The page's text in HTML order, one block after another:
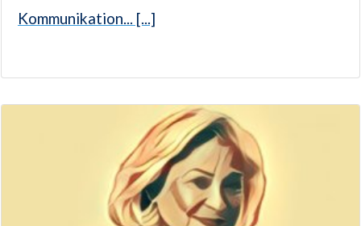
Kommunikation... [...]